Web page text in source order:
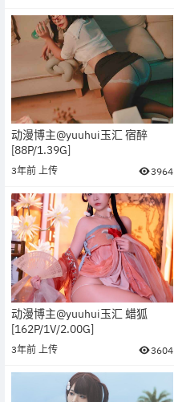
动漫博主@yuuhui玉汇 宿醉
[88P/1.39G]
3年前 上传 3964
动漫博主@yuuhui玉汇 蜡狐
[162P/1V/2.00G]
3年前 上传 3604